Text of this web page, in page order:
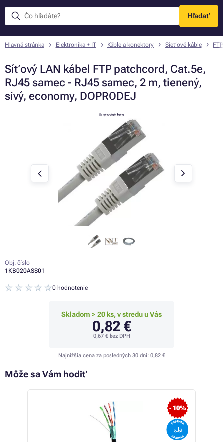
Hľadať
Menu
Hlavná stránka Elektronika + IT Káble a konektory Sieťové káble
Síťový LAN kábel FTP patchcord, Cat.5e,
RJ45 samec - RJ45 samec, 2 m, tienený,
sivý, economy, DOPRODEJ
ilustračné foto
Obj. číslo
1KB020ASS01
0 hodnotenie
Skladom > 20 ks, v stredu u Vás
0,82 €
0,67 €bez DPH
Najnižšia cena za posledných 30 dní: 0,82 €
Môže sa Vám hodiť
- 10%